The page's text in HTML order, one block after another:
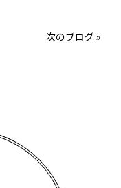
次のブログ »